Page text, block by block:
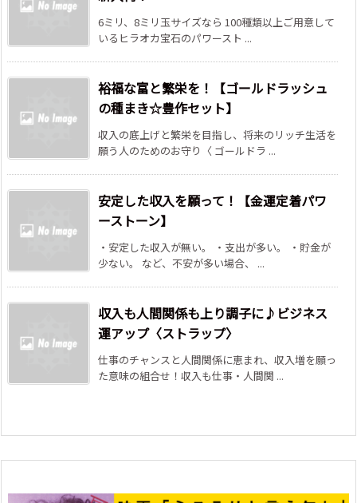
6ミリ、8ミリ玉サイズなら 100種類以上ご用意して
いるヒラオカ宝石のパワースト ...
裕福な富と繁栄を！【ゴールドラッシュ
の種まき☆豊作セット】
収入の底上げと繁栄を目指し、将来のリッチ生活を
願う人のためのお守り〈 ゴールドラ ...
安定した収入を願って！【金運定着パワ
ーストーン】
・安定した収入が無い。 ・支出が多い。 ・貯金が
少ない。 など、不安が多い場合、 ...
収入も人間関係も上り調子に♪ビジネス
運アップ〈ストラップ〉
仕事のチャンスと人間関係に恵まれ、収入増を願っ
た意味の組合せ！収入も仕事・人間関 ...